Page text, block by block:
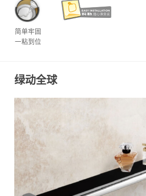
简单牢固
一粘到位
绿动全球